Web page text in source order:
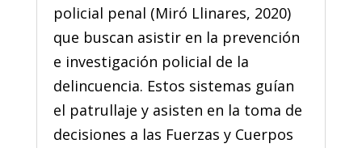
policial penal (Miró Llinares, 2020)
que buscan asistir en la prevención
e investigación policial de la
delincuencia. Estos sistemas guían
el patrullaje y asisten en la toma de
decisiones a las Fuerzas y Cuerpos